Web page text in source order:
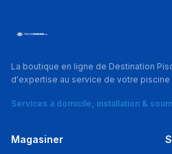
La boutique en ligne de Destination
d'expertise au service de votre piscine
Services à domicile, installation &
Magasiner